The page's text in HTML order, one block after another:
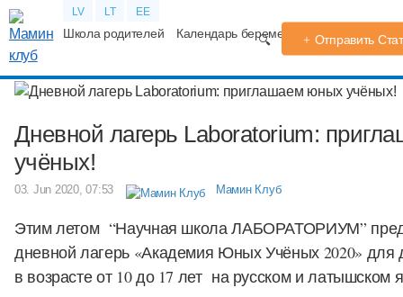
LV LT EE
Школа родителей Календарь беременностиОтправить
Дневной лагерь Laboratorium:
учёных!
03. Jun 2020, 07:53 Мамин Клуб
Этим летом “Научная школа ЛАБОРАТОРИУМ”
дневной лагерь «Академия Юных Учёных 2020» для
в возрасте от 10 до 17 лет на русском и латышском